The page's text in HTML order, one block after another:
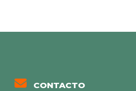
CONTACTO